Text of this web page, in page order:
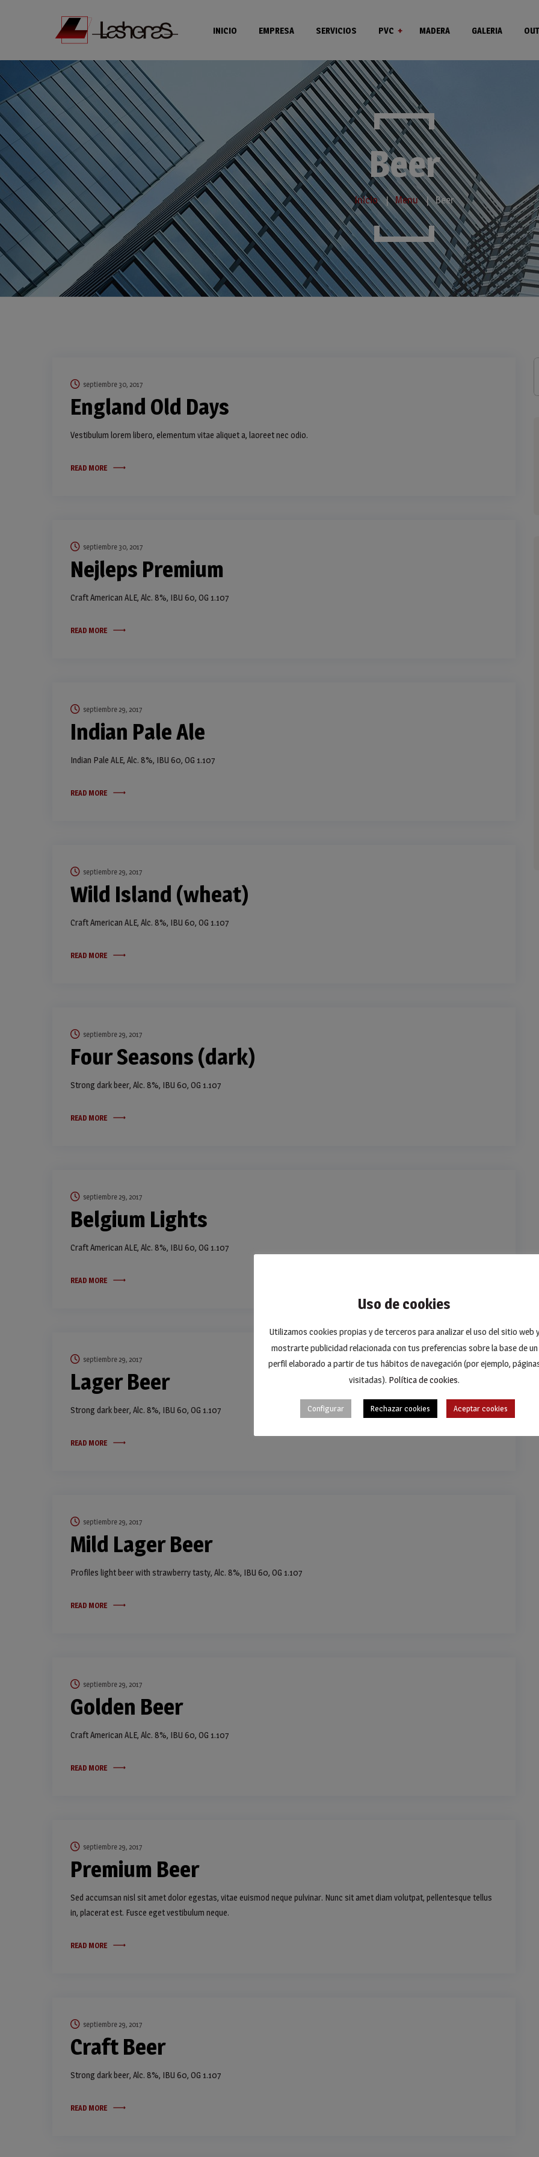
INICIO EMPRESA SERVICIOS PVC
Ventanas
Puertas
MADERA GALERIA
Beer
Inicio Menu Beer
septiembre 30, 2017
England Old Days
Vestibulum lorem libero, elementum vitae aliquet a, laoreet nec odio.
READ MORE
septiembre 30, 2017
Nejleps Premium
Craft American ALE, Alc. 8%, IBU 60, OG 1.107
READ MORE
septiembre 29, 2017
Indian Pale Ale
Indian Pale ALE, Alc. 8%, IBU 60, OG 1.107
READ MORE
septiembre 29, 2017
Wild Island (wheat)
Craft American ALE, Alc. 8%, IBU 60, OG 1.107
READ MORE
septiembre 29, 2017
Four Seasons (dark)
Strong dark beer, Alc. 8%, IBU 60, OG 1.107
READ MORE
septiembre 29, 2017
Belgium Lights
Craft American ALE, Alc. 8%, IBU 60, OG 1.107
READ MORE
septiembre 29, 2017
Lager Beer
Strong dark beer, Alc. 8%, IBU 60, OG 1.107
READ MORE
septiembre 29, 2017
Mild Lager Beer
Profiles light beer with strawberry tasty, Alc. 8%, IBU 60, OG 1.107
READ MORE
septiembre 29, 2017
Golden Beer
Craft American ALE, Alc. 8%, IBU 60, OG 1.107
READ MORE
septiembre 29, 2017
Premium Beer
Sed accumsan nisl sit amet dolor egestas, vitae euismod neque pulvinar. Nunc sit amet diam volutpat, pellentesque tellus
in, placerat est. Fusce eget vestibulum neque.
READ MORE
septiembre 29, 2017
Craft Beer
Strong dark beer, Alc. 8%, IBU 60, OG 1.107
READ MORE
Uso de cookies
Utilizamos cookies propias y de terceros para analizar el uso del sitio web y
mostrarte publicidad relacionada con tus preferencias sobre la base de un
perfil elaborado a partir de tus hábitos de navegación (por ejemplo,
visitadas). Política de cookies.
Configurar Rechazar cookies Aceptar cookies